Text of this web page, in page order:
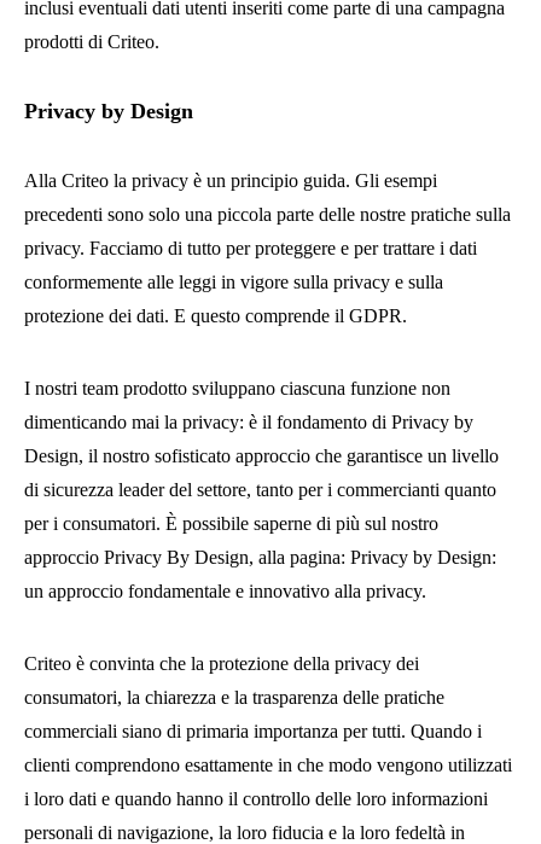
inclusi eventuali dati utenti inseriti come parte di una campagna
prodotti di Criteo.
Privacy by Design
Alla Criteo la privacy è un principio guida. Gli esempi
precedenti sono solo una piccola parte delle nostre pratiche sulla
privacy. Facciamo di tutto per proteggere e per trattare i dati
conformemente alle leggi in vigore sulla privacy e sulla
protezione dei dati. E questo comprende il GDPR.
I nostri team prodotto sviluppano ciascuna funzione non
dimenticando mai la privacy: è il fondamento di Privacy by
Design, il nostro sofisticato approccio che garantisce un livello
di sicurezza leader del settore, tanto per i commercianti quanto
per i consumatori. È possibile saperne di più sul nostro
approccio Privacy By Design, alla pagina: Privacy by Design:
un approccio fondamentale e innovativo alla privacy.
Criteo è convinta che la protezione della privacy dei
consumatori, la chiarezza e la trasparenza delle pratiche
commerciali siano di primaria importanza per tutti. Quando i
clienti comprendono esattamente in che modo vengono utilizzati
i loro dati e quando hanno il controllo delle loro informazioni
personali di navigazione, la loro fiducia e la loro fedeltà in